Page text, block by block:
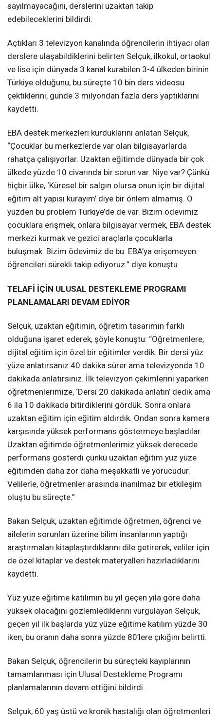
sayılmayacağını, derslerini uzaktan takip
edebileceklerini bildirdi.
Açtıkları 3 televizyon kanalında öğrencilerin ihtiyacı olan
derslere ulaşabildiklerini belirten Selçuk, ilkokul, ortaokul
ve lise için dünyada 3 kanal kurabilen 3-4 ülkeden birinin
Türkiye olduğunu, bu süreçte 10 bin ders videosu
çektiklerini, günde 3 milyondan fazla ders yaptıklarını
kaydetti.
EBA destek merkezleri kurduklarını anlatan Selçuk,
“Çocuklar bu merkezlerde var olan bilgisayarlarda
rahatça çalışıyorlar. Uzaktan eğitimde dünyada bir çok
ülkede yüzde 10 civarında bir sorun var. Niye var? Çünkü
hiçbir ülke, ‘Küresel bir salgın olursa onun için bir dijital
eğitim alt yapısı kurayım’ diye bir önlem almamış. O
yüzden bu problem Türkiye’de de var. Bizim ödevimiz
çocuklara erişmek, onlara bilgisayar vermek, EBA destek
merkezi kurmak ve gezici araçlarla çocuklarla
buluşmak. Bizim ödevimiz de bu. EBA’ya erişemeyen
öğrencileri sürekli takip ediyoruz.” diye konuştu.
TELAFİ İÇİN ULUSAL DESTEKLEME PROGRAMI
PLANLAMALARI DEVAM EDİYOR
Selçuk, uzaktan eğitimin, öğretim tasarımın farklı
olduğuna işaret ederek, şöyle konuştu: “Öğretmenlere,
dijital eğitim için özel bir eğitimler verdik. Bir dersi yüz
yüze anlatırsanız 40 dakika sürer ama televizyonda 10
dakikada anlatırsınız. İlk televizyon çekimlerini yaparken
öğretmenlerimize, ‘Dersi 20 dakikada anlatın’ dedik ama
6 ila 10 dakikada bitirdiklerini gördük. Sonra onlara
uzaktan eğitim için eğitim aldırdık. Ondan sonra kamera
karşısında yüksek performans göstermeye başladılar.
Uzaktan eğitimde öğretmenlerimiz yüksek derecede
performans gösterdi çünkü uzaktan eğitim yüz yüze
eğitimden daha zor daha meşakkatli ve yorucudur.
Velilerle, öğretmenler arasında inanılmaz bir etkileşim
oluştu bu süreçte.”
Bakan Selçuk, uzaktan eğitimde öğretmen, öğrenci ve
ailelerin sorunları üzerine bilim insanlarının yaptığı
araştırmaları kitaplaştırdıklarını dile getirerek, veliler için
de özel kitaplar ve destek materyalleri hazırladıklarını
kaydetti.
Yüz yüze eğitime katılımın bu yıl geçen yıla göre daha
yüksek olacağını gözlemlediklerini vurgulayan Selçuk,
geçen yıl ilk başlarda yüz yüze eğitime katılım yüzde 30
iken, bu oranın daha sonra yüzde 80’lere çıkığını belirtti.
Bakan Selçuk, öğrencilerin bu süreçteki kayıplarının
tamamlanması için Ulusal Destekleme Programı
planlamalarının devam ettiğini bildirdi.
Selçuk, 60 yaş üstü ve kronik hastalığı olan öğretmenleri